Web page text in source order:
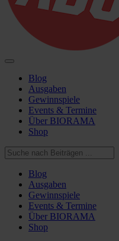
Blog
Ausgaben
Gewinnspiele
Events & Termine
Über BIORAMA
Shop
Blog
Ausgaben
Gewinnspiele
Events & Termine
Über BIORAMA
Shop